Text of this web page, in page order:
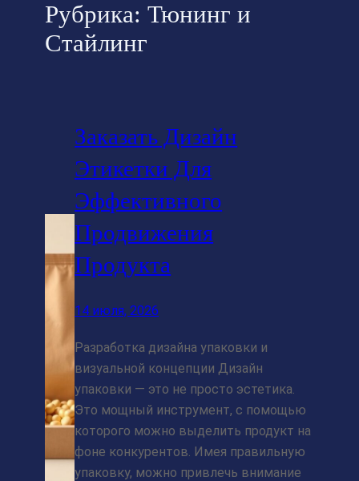
Рубрика: Тюнинг и
Стайлинг
Заказать Дизайн
Этикетки Для
Эффективного
Продвижения
Продукта
14 июля, 2026
Разработка дизайна упаковки и
визуальной концепции Дизайн
упаковки — это не просто эстетика.
Это мощный инструмент, с помощью
которого можно выделить продукт на
фоне конкурентов. Имея правильную
упаковку, можно привлечь внимание